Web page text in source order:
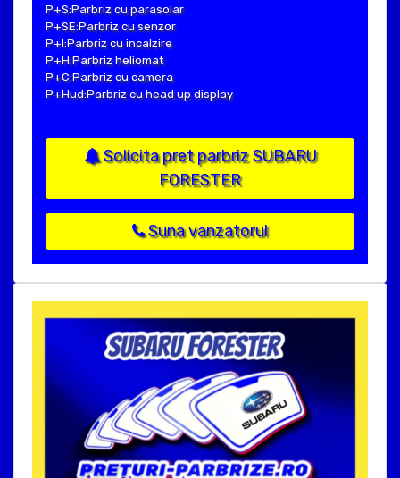
P+S:Parbriz cu parasolar
P+SE:Parbriz cu senzor
P+I:Parbriz cu incalzire
P+H:Parbriz heliomat
P+C:Parbriz cu camera
P+Hud:Parbriz cu head up display
Solicita pret parbriz SUBARU
FORESTER
Suna vanzatorul